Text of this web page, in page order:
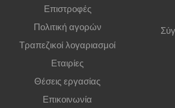
Επιστροφές
Πολιτική αγορών
Τραπεζικοί λογαριασμοί
Εταιρίες
Θέσεις εργασίας
Επικοινωνία